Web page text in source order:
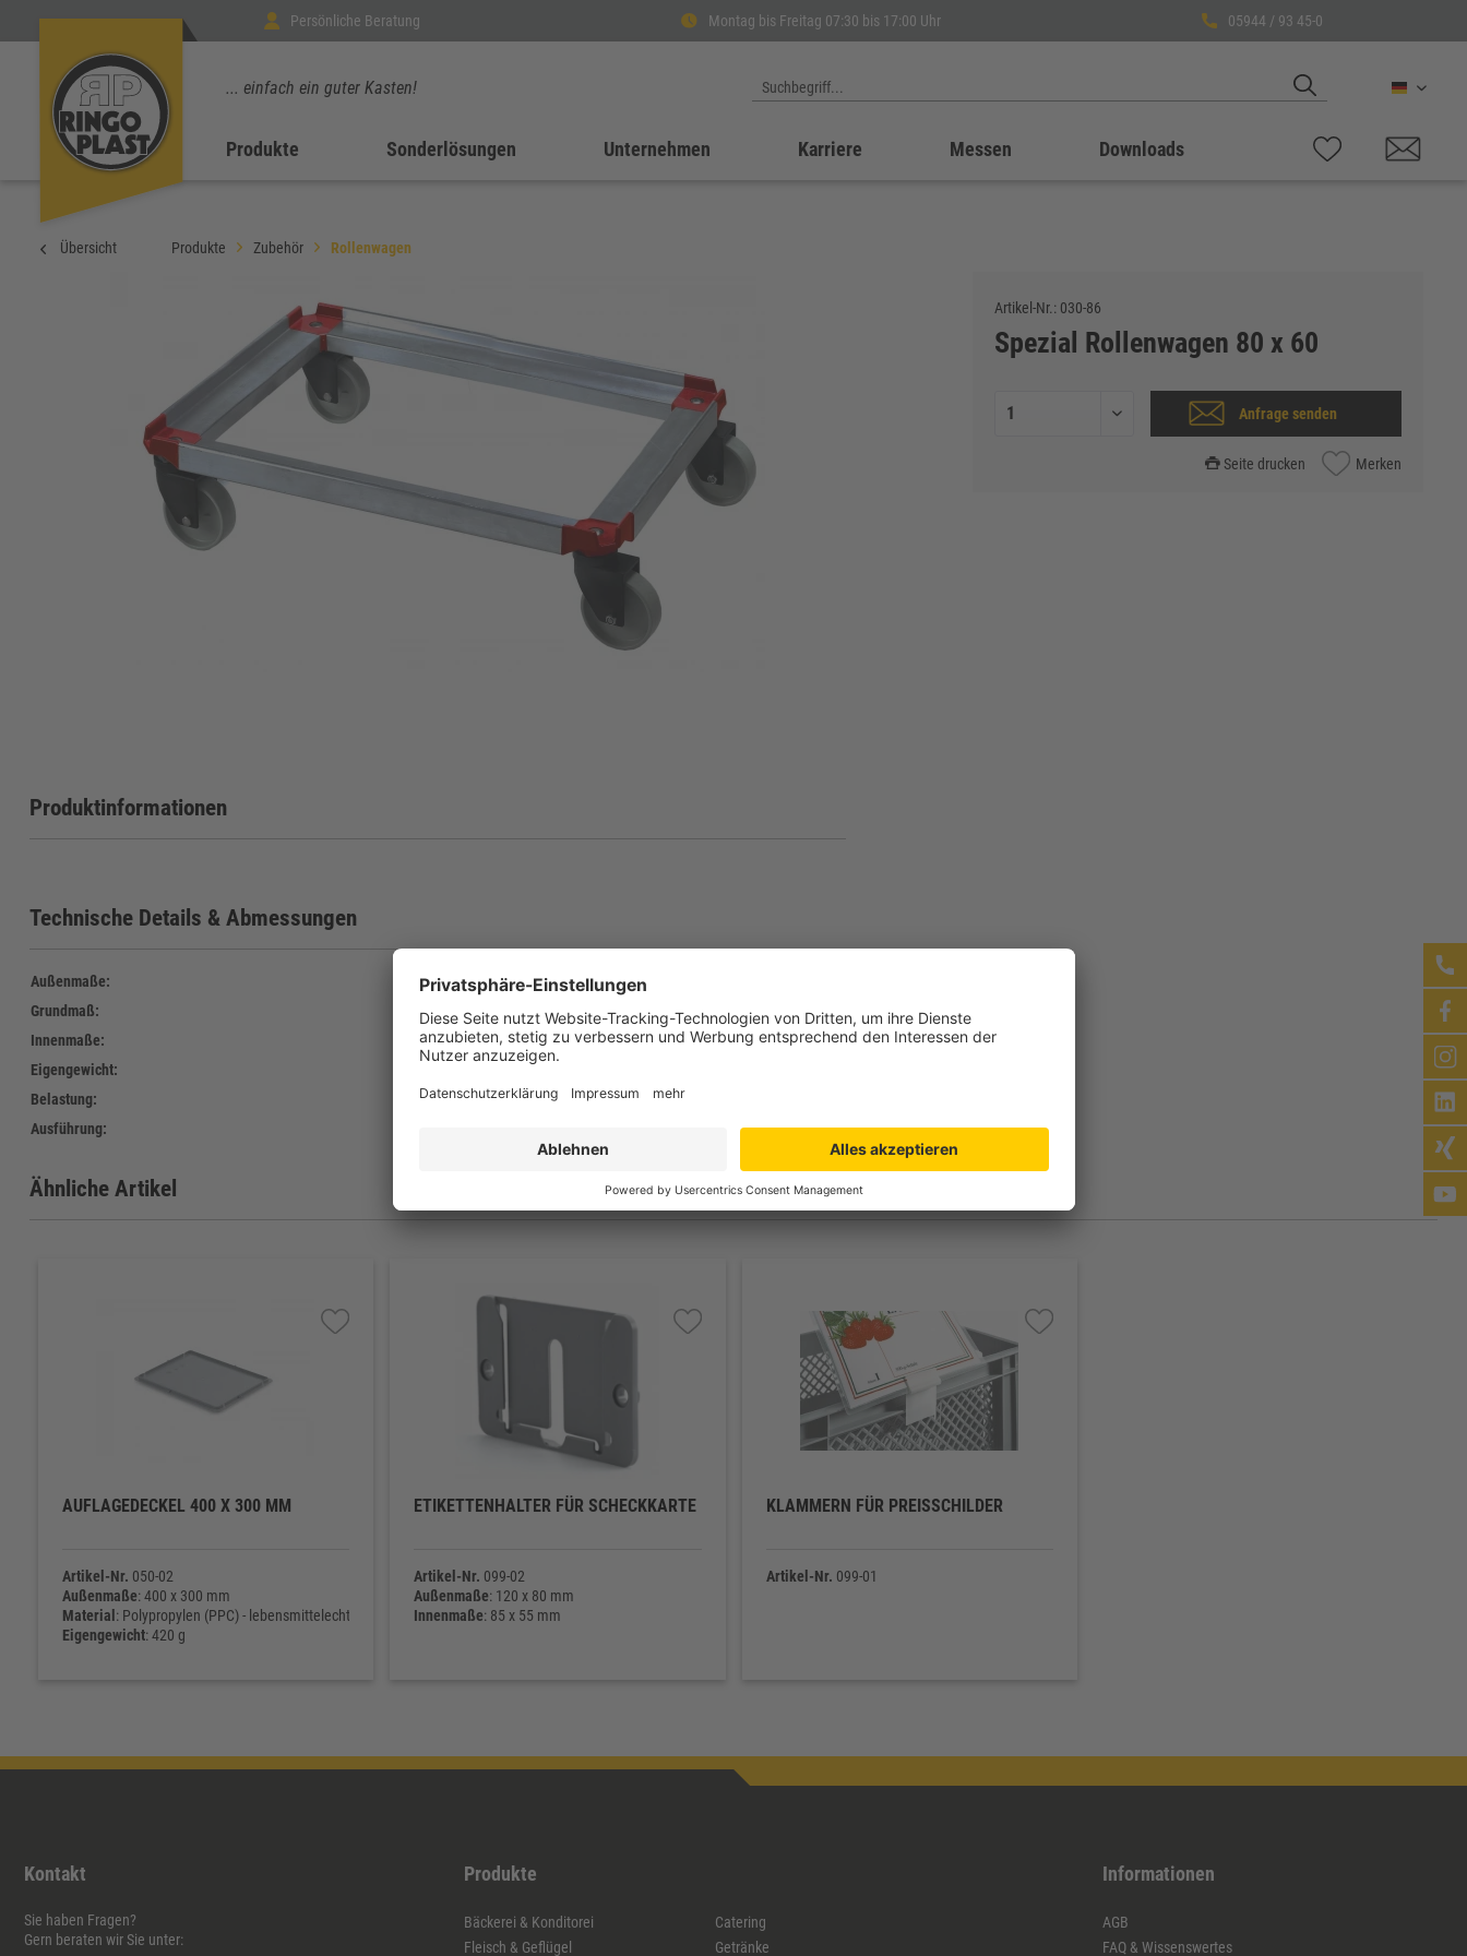
Persönliche Beratung Montag bis Freitag 07:30 bis 17:00 Uhr 05944 / 93 45-0
... einfach ein guter Kasten! Deutsch
Produkte Sonderlösungen Unternehmen Karriere Messen Downloads
Übersicht Produkte Zubehör Rollenwagen
Artikel-Nr.: 030-86
Spezial Rollenwagen 80 x 60
Anfrage senden
Seite drucken Merken
Produktinformationen
Technische Details & Abmessungen
Außenmaße:
825 x 625 x 167 mm
Grundmaß:
825 x 625 mm
Innenmaße:
803 x 603 mm
Eigengewicht:
Belastung:
bis 250 kg
Ausführung:
Ähnliche Artikel
AUFLAGEDECKEL 400 X 300 MM
Artikel-Nr. 050-02
Außenmaße: 400 x 300 mm
Material : Polypropylen (PPC) - lebensmittelecht
Eigengewicht: 420 g
ETIKETTENHALTER FÜR SCHECKKARTE
Artikel-Nr. 099-02
Außenmaße: 120 x 80 mm
Innenmaße: 85 x 55 mm
KLAMMERN FÜR PREISSCHILDER
Artikel-Nr. 099-01
Kontakt
Sie haben Fragen?
Gern beraten wir Sie unter:
Produkte
Bäckerei & Konditorei
Fleisch & Geflügel
Catering
Getränke
Informationen
AGB
FAQ & Wissenswertes